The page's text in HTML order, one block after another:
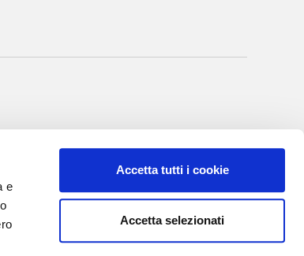
e
Accetta tutti i cookie
Accetta selezionati
&